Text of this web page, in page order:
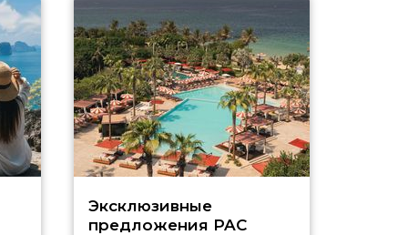
Эксклюзивные
предложения PAC